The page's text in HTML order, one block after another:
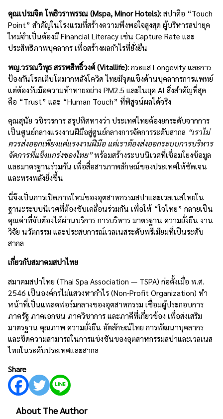
คุณเปรมจิต โพธิวราพรรณ (Mspa, Minor Hotels):สปาคือ “Touch
Point” สำคัญในโรงแรมที่สร้างความพึงพอใจสูงสุด ผู้บริหารสปายุค
ใหม่จำเป็นต้องมี Financial Literacy เช่น Capture Rate และ
ประสิทธิภาพบุคลากร เพื่อสร้างผลกำไรที่ยั่งยืน
พญ.วรรณวิพุธ สรรพสิทธิ์วงศ์ (Vitallife):กระแส Longevity และการ
ป้องกันโรคเติบโตมากหลังโควิด ไทยมีจุดแข็งด้านบุคลากรการแพทย์
แต่ต้องรับมือความท้าทายอย่าง PM2.5 และในยุค AI สิ่งสำคัญที่สุด
คือ “Trust” และ “Human Touch” ที่พิสูจน์ผลได้จริง
คุณสุนัย วชิรวรการ สรุปทิศทางว่า ประเทศไทยต้องยกระดับจากการ
เป็นศูนย์กลางแรงงานฝีมือสู่ศูนย์กลางการจัดการระดับสากล “เราไม่
ควรส่งออกเพียงแค่แรงงานฝีมือ แต่เราต้องส่งออกระบบการบริหาร
จัดการที่แข็งแกร่งของไทย”พร้อมสร้างระบบนิเวศที่เชื่อมโยงข้อมูล
และมาตรฐานร่วมกัน เพื่อสื่อสารภาพลักษณ์ของประเทศให้ชัดเจน
และทรงพลังยิ่งขึ้น
นี่จึงเป็นการเปิดภาพใหม่ของอุตสาหกรรมสปาและเวลเนสไทยใน
ฐานะระบบนิเวศที่ต้องขับเคลื่อนร่วมกัน เพื่อให้ “ใจไทย” กลายเป็น
คุณค่าที่จับต้องได้ผ่านบริการ การบริหาร มาตรฐาน ความยั่งยืน งาน
วิจัย นวัตกรรม และประสบการณ์เวลเนสระดับพรีเมียมที่เป็นระดับ
สากล
เกี่ยวกับสมาคมสปาไทย
สมาคมสปาไทย (Thai Spa Association — TSPA) ก่อตั้งเมื่อ พ.ศ.
2546 เป็นองค์กรไม่แสวงหากำไร (Non-Profit Organization) ทำ
หน้าที่เป็นแพลตฟอร์มกลางของอุตสาหกรรม เชื่อมผู้ประกอบการ
ภาครัฐ ภาคเอกชน ภาควิชาการ และภาคีที่เกี่ยวข้อง เพื่อส่งเสริม
มาตรฐาน คุณภาพ ความยั่งยืน อัตลักษณ์ไทย การพัฒนาบุคลากร
และขีดความสามารถในการแข่งขันของอุตสาหกรรมสปาและเวลเนส
ไทยในระดับประเทศและสากล
Share
About The Author